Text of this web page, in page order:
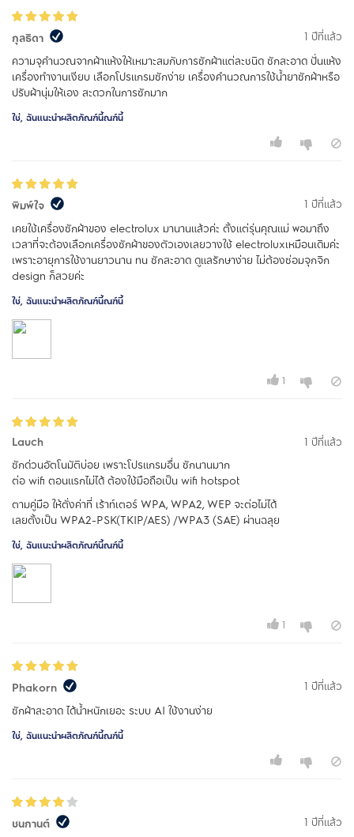
กุลธิดา
1 ปีที่แล้ว
ความจุคำนวณจากผ้าแห้งให้เหมาะสมกับการซักผ้าแต่ละชนิด ซักสะอาด ปั่นแห้ง
เครื่องทำงานเงียบ เลือกโปรแกรมซักง่าย เครื่องคำนวณการใช้น้ำยาซักผ้าหรือ
ปรับผ้านุ่มให้เอง สะดวกในการซักมาก
ใช่, ฉันแนะนำผลิตภัณฑ์นี้ณฑ์นี้
พิมพ์ใจ
1 ปีที่แล้ว
เคยใช้เครื่องซักผ้าของ electrolux มานานแล้วค่ะ ตั้งแต่รุ่นคุณแม่ พอมาถึง
เวลาที่จะต้องเลือกเครื่องซักผ้าของตัวเองเลยวางใช้ electroluxเหมือนเดิมค่ะ
เพราะอายุการใช้งานยาวนาน ทน ซักสะอาด ดูแลรักษาง่าย ไม่ต้องซ่อมจุกจิก
design ก็สวยค่ะ
ใช่, ฉันแนะนำผลิตภัณฑ์นี้ณฑ์นี้
1
Lauch
1 ปีที่แล้ว
ซักด่วนอัตโนมัติบ่อย เพราะโปรแกรมอื่น ซักนานมาก
ต่อ wifi ตอนแรกไม่ได้ ต้องใช้มือถือเป็น wifi hotspot
ตามคู่มือ ให้ตั่งค่าที่ เร้าท์เตอร์ WPA, WPA2, WEP จะต่อไม่ได้
เลยตั้งเป็น WPA2-PSK(TKIP/AES) /WPA3 (SAE) ผ่านฉลุย
ใช่, ฉันแนะนำผลิตภัณฑ์นี้ณฑ์นี้
1
Phakorn
1 ปีที่แล้ว
ซักผ้าสะอาด ได้น้ำหนักเยอะ ระบบ AI ใช้งานง่าย
ใช่, ฉันแนะนำผลิตภัณฑ์นี้ณฑ์นี้
ชนกานต์
1 ปีที่แล้ว